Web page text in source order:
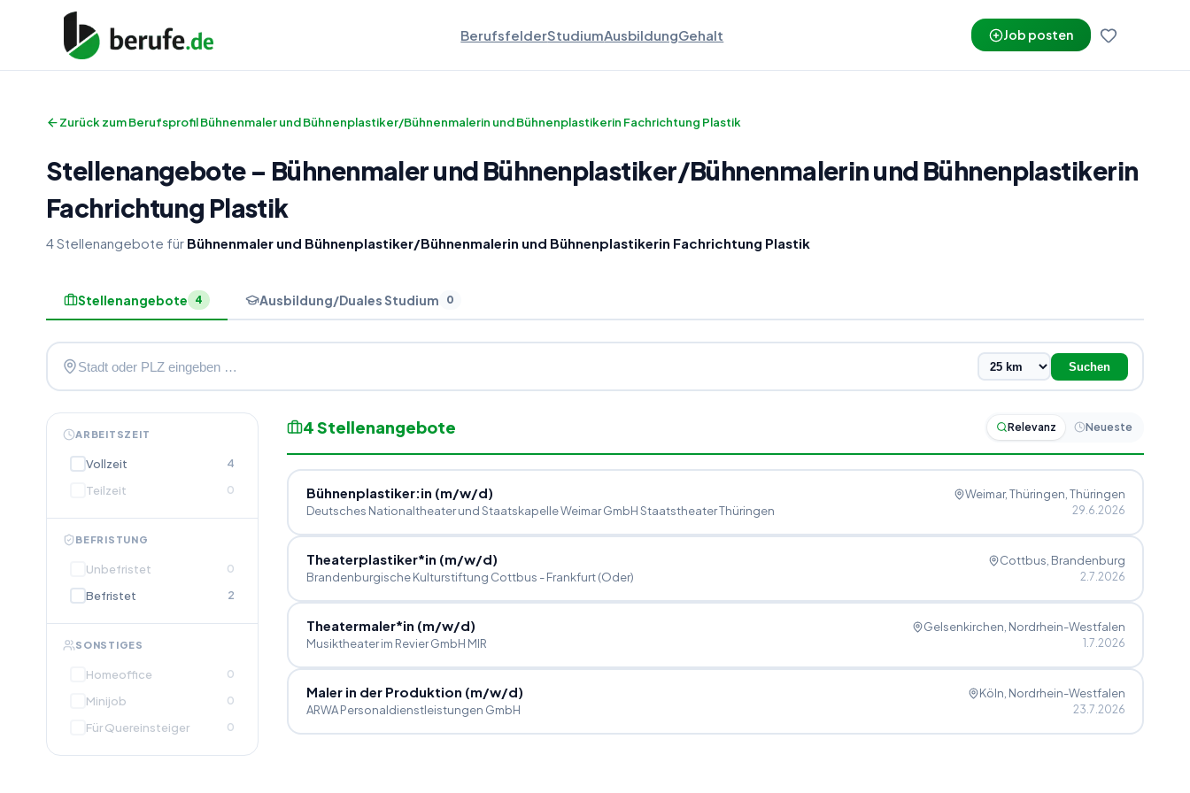
BerufsfelderStudiumAusbildungGehalt Job posten
Zurück zum BerufsprofilBühnenmaler und Bühnenplastiker/Bühnenmalerin und Bühnenplastikerin Fachrichtung Plastik
Stellenangebote– Bühnenmaler und Bühnenplastiker/Bühnenmalerin und Bühnenplastikerin
Fachrichtung Plastik
4Stellenangebote für Bühnenmaler und Bühnenplastiker/Bühnenmalerin und Bühnenplastikerin Fachrichtung Plastik
Stellenangebote 4 Ausbildung/Duales Studium 0
Suchen
ARBEITSZEIT
Vollzeit 4
Teilzeit 0
BEFRISTUNG
Unbefristet 0
Befristet 2
SONSTIGES
Homeoffice 0
Minijob 0
Für Quereinsteiger 0
4Stellenangebote Relevanz Neueste
Bühnenplastiker:in (m/w/d)
Deutsches Nationaltheater und Staatskapelle Weimar GmbH Staatstheater Thüringen
Weimar, Thüringen , Thüringen
29.6.2026
Theaterplastiker*in (m/w/d)
Brandenburgische Kulturstiftung Cottbus - Frankfurt (Oder)
Cottbus , Brandenburg
2.7.2026
Theatermaler*in (m/w/d)
Musiktheater im Revier GmbH MIR
Gelsenkirchen , Nordrhein-Westfalen
1.7.2026
Maler in der Produktion (m/w/d)
ARWA Personaldienstleistungen GmbH
Köln , Nordrhein-Westfalen
23.7.2026